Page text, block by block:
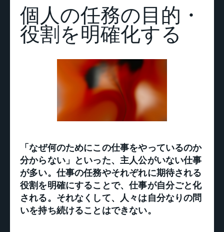
個人の任務の目的・
役割を明確化する
「なぜ何のためにこの仕事をやっているのか
分からない」といった、主人公がいない仕事
が多い。仕事の任務やそれぞれに期待される
役割を明確にすることで、仕事が自分ごと化
される。それなくして、人々は自分なりの問
いを持ち続けることはできない。